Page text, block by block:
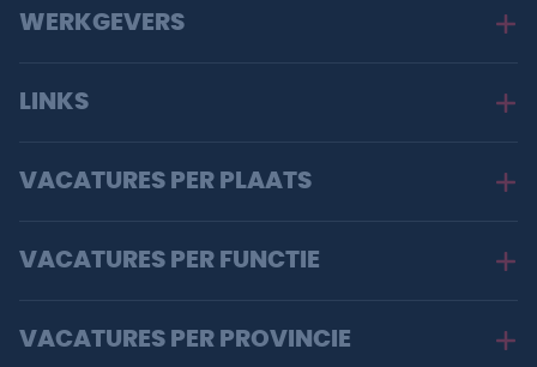
WERKGEVERS
LINKS
VACATURES PER PLAATS
VACATURES PER FUNCTIE
VACATURES PER PROVINCIE